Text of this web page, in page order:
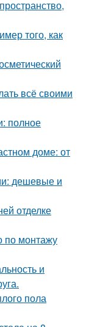
того, как
всё своими
полное
доме: от
дешевые и
отделке
по монтажу
и
пола